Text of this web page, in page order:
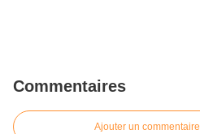
Commentaires
Ajouter un commentaire